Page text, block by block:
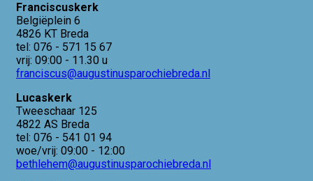
Franciscuskerk
Belgiëplein 6
4826 KT Breda
tel: 076 - 571 15 67
vrij: 09:00 - 11.30 u
franciscus@augustinusparochiebreda.nl
Lucaskerk
Tweeschaar 125
4822 AS Breda
tel: 076 - 541 01 94
woe/vrij: 09:00 - 12:00
bethlehem@augustinusparochiebreda.nl